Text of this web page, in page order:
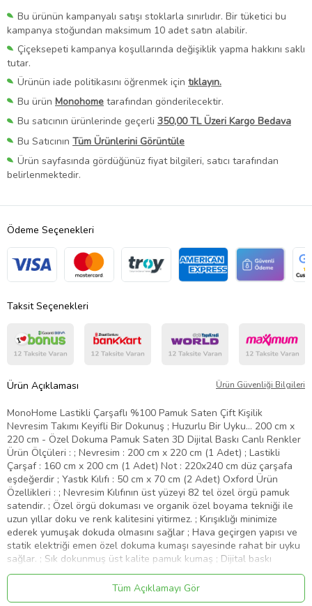
Bu ürünün kampanyalı satışı stoklarla sınırlıdır. Bir tüketici bu
kampanya stoğundan maksimum 10 adet satın alabilir.
Çiçeksepeti kampanya koşullarında değişiklik yapma hakkını saklı
tutar.
Ürünün iade politikasını öğrenmek için tıklayın.
Bu ürün Monohome tarafından gönderilecektir.
Bu satıcının ürünlerinde geçerli 350,00 TL Üzeri Kargo Bedava
Bu Satıcının Tüm Ürünlerini Görüntüle
Ürün sayfasında gördüğünüz fiyat bilgileri, satıcı tarafından
belirlenmektedir.
Ödeme Seçenekleri
Taksit Seçenekleri
Ürün Açıklaması Ürün Güvenliği Bilgileri
MonoHome Lastikli Çarşaflı %100 Pamuk Saten Çift Kişilik
Nevresim Takımı Keyifli Bir Dokunuş ; Huzurlu Bir Uyku… 200 cm x
220 cm - Özel Dokuma Pamuk Saten 3D Dijital Baskı Canlı Renkler
Ürün Ölçüleri : ; Nevresim : 200 cm x 220 cm (1 Adet) ; Lastikli
Çarşaf : 160 cm x 200 cm (1 Adet) Not : 220x240 cm düz çarşafa
eşdeğerdir ; Yastık Kılıfı : 50 cm x 70 cm (2 Adet) Oxford Ürün
Özellikleri : ; Nevresim Kılıfının üst yüzeyi 82 tel özel örgü pamuk
satendir. ; Özel örgü dokuması ve organik özel boyama tekniği ile
uzun yıllar doku ve renk kalitesini yitirmez. ; Kırışıklığı minimize
ederek yumuşak dokuda olmasını sağlar ; Hava geçirgen yapısı ve
statik elektriği emen özel dokuma kumaşı sayesinde rahat bir uyku
sağlar. ; Sık dokunmuş üst kalite pamuk kumaş ; Dijital baskı
teknolojisi ile canlı renkler ve özgün tasarımlar ; Sanforize edilmiş
kumaş ile üründe çekmezlik garantisi ; Nevresim Çarşafı özel
dokuma Ranforce %100 pamuktur. ; Neden MonoHome ? ; 30 Yıllık
Tüm Açıklamayı Gör